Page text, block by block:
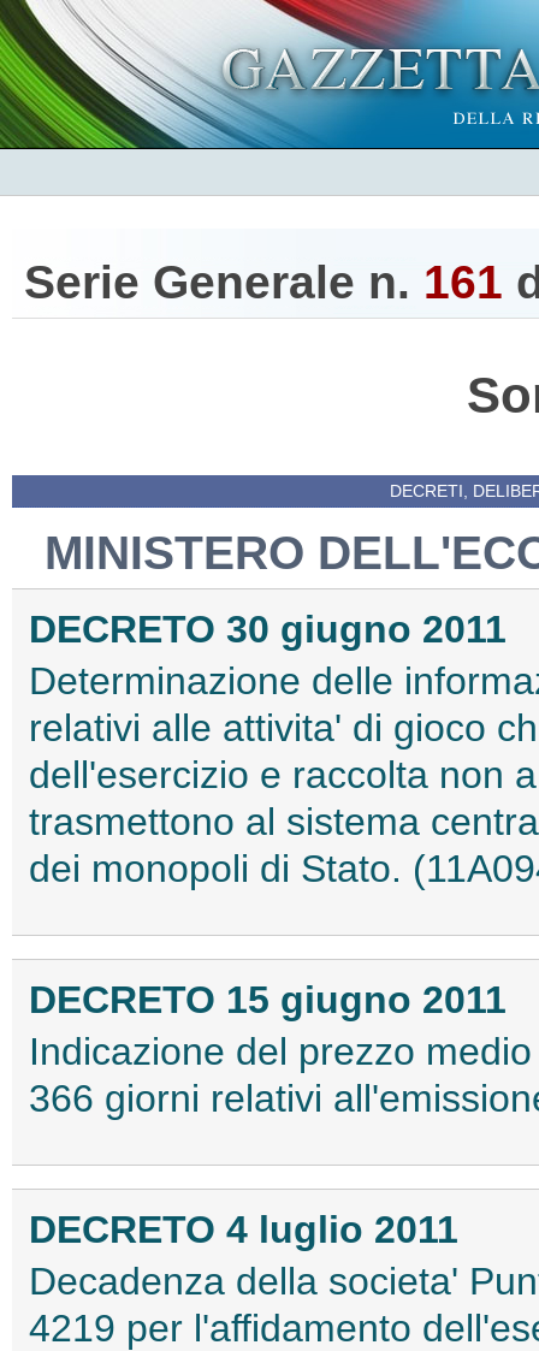
Serie Generale n. 161
DECRETI,
MINISTERO
DECRETO 30 giugno 2011
Determinazione delle
relativi alle attivita' di gioco
dell'esercizio e raccolta non
trasmettono al sistema
dei monopoli di Stato.
DECRETO 15 giugno 2011
Indicazione del prezzo
366 giorni relativi
DECRETO 4 luglio 2011
Decadenza della societa'
4219 per l'affidamento